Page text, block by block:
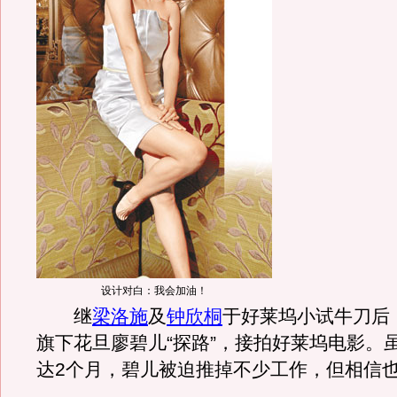
设计对白：我会加油！
继梁洛施及钟欣桐于好莱坞小试牛刀后
旗下花旦廖碧儿“探路”，接拍好莱坞电影。
达2个月，碧儿被迫推掉不少工作，但相信